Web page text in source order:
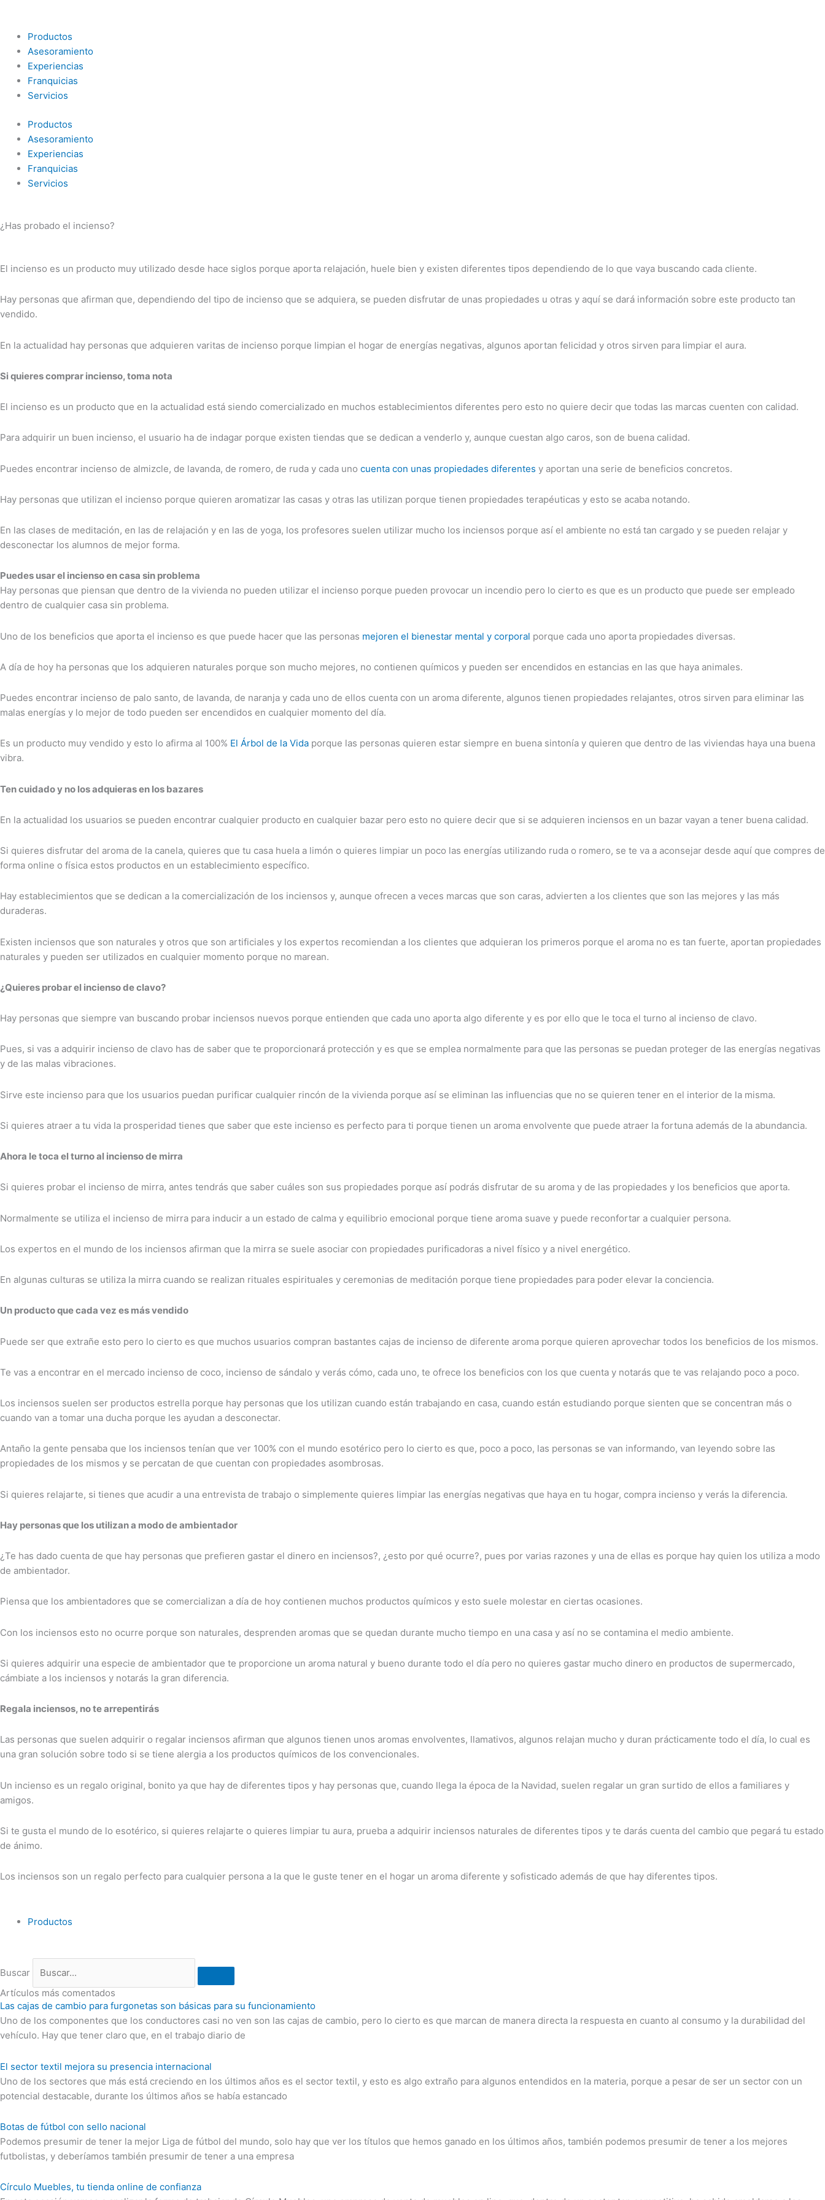
contenidoProductos
Asesoramiento
Experiencias
Franquicias
Servicios
Productos
Asesoramiento
Experiencias
Franquicias
Servicios
¿Has probado el incienso?
El incienso es un producto muy utilizado desde hace siglos porque aporta relajación, huele bien y existen diferentes tipos dependiendo de lo que vaya buscando cada cliente.
Hay personas que afirman que, dependiendo del tipo de incienso que se adquiera, se pueden disfrutar de unas propiedades u otras y aquí se dará información sobre este producto tan
vendido.
En la actualidad hay personas que adquieren varitas de incienso porque limpian el hogar de energías negativas, algunos aportan felicidad y otros sirven para limpiar el aura.
Si quieres comprar incienso, toma nota
El incienso es un producto que en la actualidad está siendo comercializado en muchos establecimientos diferentes pero esto no quiere decir que todas las marcas cuenten con calidad.
Para adquirir un buen incienso, el usuario ha de indagar porque existen tiendas que se dedican a venderlo y, aunque cuestan algo caros, son de buena calidad.
Puedes encontrar incienso de almizcle, de lavanda, de romero, de ruda y cada uno cuenta con unas propiedades diferentes y aportan una serie de beneficios concretos.
Hay personas que utilizan el incienso porque quieren aromatizar las casas y otras las utilizan porque tienen propiedades terapéuticas y esto se acaba notando.
En las clases de meditación, en las de relajación y en las de yoga, los profesores suelen utilizar mucho los inciensos porque así el ambiente no está tan cargado y se pueden relajar y
desconectar los alumnos de mejor forma.
Puedes usar el incienso en casa sin problema
Hay personas que piensan que dentro de la vivienda no pueden utilizar el incienso porque pueden provocar un incendio pero lo cierto es que es un producto que puede ser empleado
dentro de cualquier casa sin problema.
Uno de los beneficios que aporta el incienso es que puede hacer que las personas mejoren el bienestar mental y corporal porque cada uno aporta propiedades diversas.
A día de hoy ha personas que los adquieren naturales porque son mucho mejores, no contienen químicos y pueden ser encendidos en estancias en las que haya animales.
Puedes encontrar incienso de palo santo, de lavanda, de naranja y cada uno de ellos cuenta con un aroma diferente, algunos tienen propiedades relajantes, otros sirven para eliminar las
malas energías y lo mejor de todo pueden ser encendidos en cualquier momento del día.
Es un producto muy vendido y esto lo afirma al 100% El Árbol de la Vida porque las personas quieren estar siempre en buena sintonía y quieren que dentro de las viviendas haya una buena
vibra.
Ten cuidado y no los adquieras en los bazares
En la actualidad los usuarios se pueden encontrar cualquier producto en cualquier bazar pero esto no quiere decir que si se adquieren inciensos en un bazar vayan a tener buena calidad.
Si quieres disfrutar del aroma de la canela, quieres que tu casa huela a limón o quieres limpiar un poco las energías utilizando ruda o romero, se te va a aconsejar desde aquí que compres de
forma online o física estos productos en un establecimiento específico.
Hay establecimientos que se dedican a la comercialización de los inciensos y, aunque ofrecen a veces marcas que son caras, advierten a los clientes que son las mejores y las más
duraderas.
Existen inciensos que son naturales y otros que son artificiales y los expertos recomiendan a los clientes que adquieran los primeros porque el aroma no es tan fuerte, aportan propiedades
naturales y pueden ser utilizados en cualquier momento porque no marean.
¿Quieres probar el incienso de clavo?
Hay personas que siempre van buscando probar inciensos nuevos porque entienden que cada uno aporta algo diferente y es por ello que le toca el turno al incienso de clavo.
Pues, si vas a adquirir incienso de clavo has de saber que te proporcionará protección y es que se emplea normalmente para que las personas se puedan proteger de las energías negativas
y de las malas vibraciones.
Sirve este incienso para que los usuarios puedan purificar cualquier rincón de la vivienda porque así se eliminan las influencias que no se quieren tener en el interior de la misma.
Si quieres atraer a tu vida la prosperidad tienes que saber que este incienso es perfecto para ti porque tienen un aroma envolvente que puede atraer la fortuna además de la abundancia.
Ahora le toca el turno al incienso de mirra
Si quieres probar el incienso de mirra, antes tendrás que saber cuáles son sus propiedades porque así podrás disfrutar de su aroma y de las propiedades y los beneficios que aporta.
Normalmente se utiliza el incienso de mirra para inducir a un estado de calma y equilibrio emocional porque tiene aroma suave y puede reconfortar a cualquier persona.
Los expertos en el mundo de los inciensos afirman que la mirra se suele asociar con propiedades purificadoras a nivel físico y a nivel energético.
En algunas culturas se utiliza la mirra cuando se realizan rituales espirituales y ceremonias de meditación porque tiene propiedades para poder elevar la conciencia.
Un producto que cada vez es más vendido
Puede ser que extrañe esto pero lo cierto es que muchos usuarios compran bastantes cajas de incienso de diferente aroma porque quieren aprovechar todos los beneficios de los mismos.
Te vas a encontrar en el mercado incienso de coco, incienso de sándalo y verás cómo, cada uno, te ofrece los beneficios con los que cuenta y notarás que te vas relajando poco a poco.
Los inciensos suelen ser productos estrella porque hay personas que los utilizan cuando están trabajando en casa, cuando están estudiando porque sienten que se concentran más o
cuando van a tomar una ducha porque les ayudan a desconectar.
Antaño la gente pensaba que los inciensos tenían que ver 100% con el mundo esotérico pero lo cierto es que, poco a poco, las personas se van informando, van leyendo sobre las
propiedades de los mismos y se percatan de que cuentan con propiedades asombrosas.
Si quieres relajarte, si tienes que acudir a una entrevista de trabajo o simplemente quieres limpiar las energías negativas que haya en tu hogar, compra incienso y verás la diferencia.
Hay personas que los utilizan a modo de ambientador
¿Te has dado cuenta de que hay personas que prefieren gastar el dinero en inciensos?, ¿esto por qué ocurre?, pues por varias razones y una de ellas es porque hay quien los utiliza a modo
de ambientador.
Piensa que los ambientadores que se comercializan a día de hoy contienen muchos productos químicos y esto suele molestar en ciertas ocasiones.
Con los inciensos esto no ocurre porque son naturales, desprenden aromas que se quedan durante mucho tiempo en una casa y así no se contamina el medio ambiente.
Si quieres adquirir una especie de ambientador que te proporcione un aroma natural y bueno durante todo el día pero no quieres gastar mucho dinero en productos de supermercado,
cámbiate a los inciensos y notarás la gran diferencia.
Regala inciensos, no te arrepentirás
Las personas que suelen adquirir o regalar inciensos afirman que algunos tienen unos aromas envolventes, llamativos, algunos relajan mucho y duran prácticamente todo el día, lo cual es
una gran solución sobre todo si se tiene alergia a los productos químicos de los convencionales.
Un incienso es un regalo original, bonito ya que hay de diferentes tipos y hay personas que, cuando llega la época de la Navidad, suelen regalar un gran surtido de ellos a familiares y
amigos.
Si te gusta el mundo de lo esotérico, si quieres relajarte o quieres limpiar tu aura, prueba a adquirir inciensos naturales de diferentes tipos y te darás cuenta del cambio que pegará tu estado
de ánimo.
Los inciensos son un regalo perfecto para cualquier persona a la que le guste tener en el hogar un aroma diferente y sofisticado además de que hay diferentes tipos.
Productos
Buscar
Artículos más comentados
Las cajas de cambio para furgonetas son básicas para su funcionamiento
Uno de los componentes que los conductores casi no ven son las cajas de cambio, pero lo cierto es que marcan de manera directa la respuesta en cuanto al consumo y la durabilidad del
vehículo. Hay que tener claro que, en el trabajo diario de
El sector textil mejora su presencia internacional
Uno de los sectores que más está creciendo en los últimos años es el sector textil, y esto es algo extraño para algunos entendidos en la materia, porque a pesar de ser un sector con un
potencial destacable, durante los últimos años se había estancado
Botas de fútbol con sello nacional
Podemos presumir de tener la mejor Liga de fútbol del mundo, solo hay que ver los títulos que hemos ganado en los últimos años, también podemos presumir de tener a los mejores
futbolistas, y deberíamos también presumir de tener a una empresa
Círculo Muebles, tu tienda online de confianza